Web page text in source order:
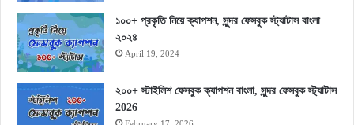
১০০+ প্রকৃতি নিয়ে ক্যাপশন, সুন্দর ফেসবুক স্ট্যাটাস বাংলা
২০২৪
April 19, 2024
২০০+ স্টাইলিশ ফেসবুক ক্যাপশন বাংলা, সুন্দর ফেসবুক স্ট্যাটাস
2026
February 17, 2026